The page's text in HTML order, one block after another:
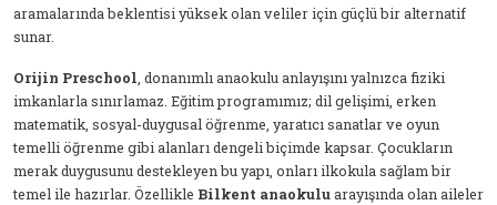
aramalarında beklentisi yüksek olan veliler için güçlü bir alternatif
sunar.
Orijin Preschool , donanımlı anaokulu anlayışını yalnızca fiziki
imkanlarla sınırlamaz. Eğitim programımız; dil gelişimi, erken
matematik, sosyal-duygusal öğrenme, yaratıcı sanatlar ve oyun
temelli öğrenme gibi alanları dengeli biçimde kapsar. Çocukların
merak duygusunu destekleyen bu yapı, onları ilkokula sağlam bir
temel ile hazırlar. Özellikle Bilkent anaokuluarayışında olan aileler